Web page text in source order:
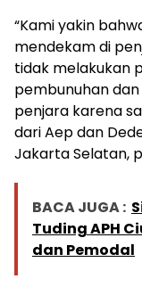
“Kami yakin
mendekam di
tidak melakukan
pembunuhan
penjara karena
dari Aep dan
Jakarta Selatan,
BACA JUGA :
Tuding APH
dan Pemodal